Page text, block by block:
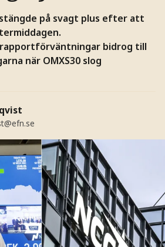
på svagt plus efter att
bidrog till
när OMXS30 slog